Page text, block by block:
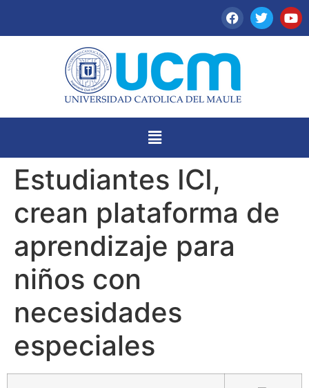
Estudiantes ICI,
crean plataforma de
aprendizaje para
niños con
necesidades
especiales